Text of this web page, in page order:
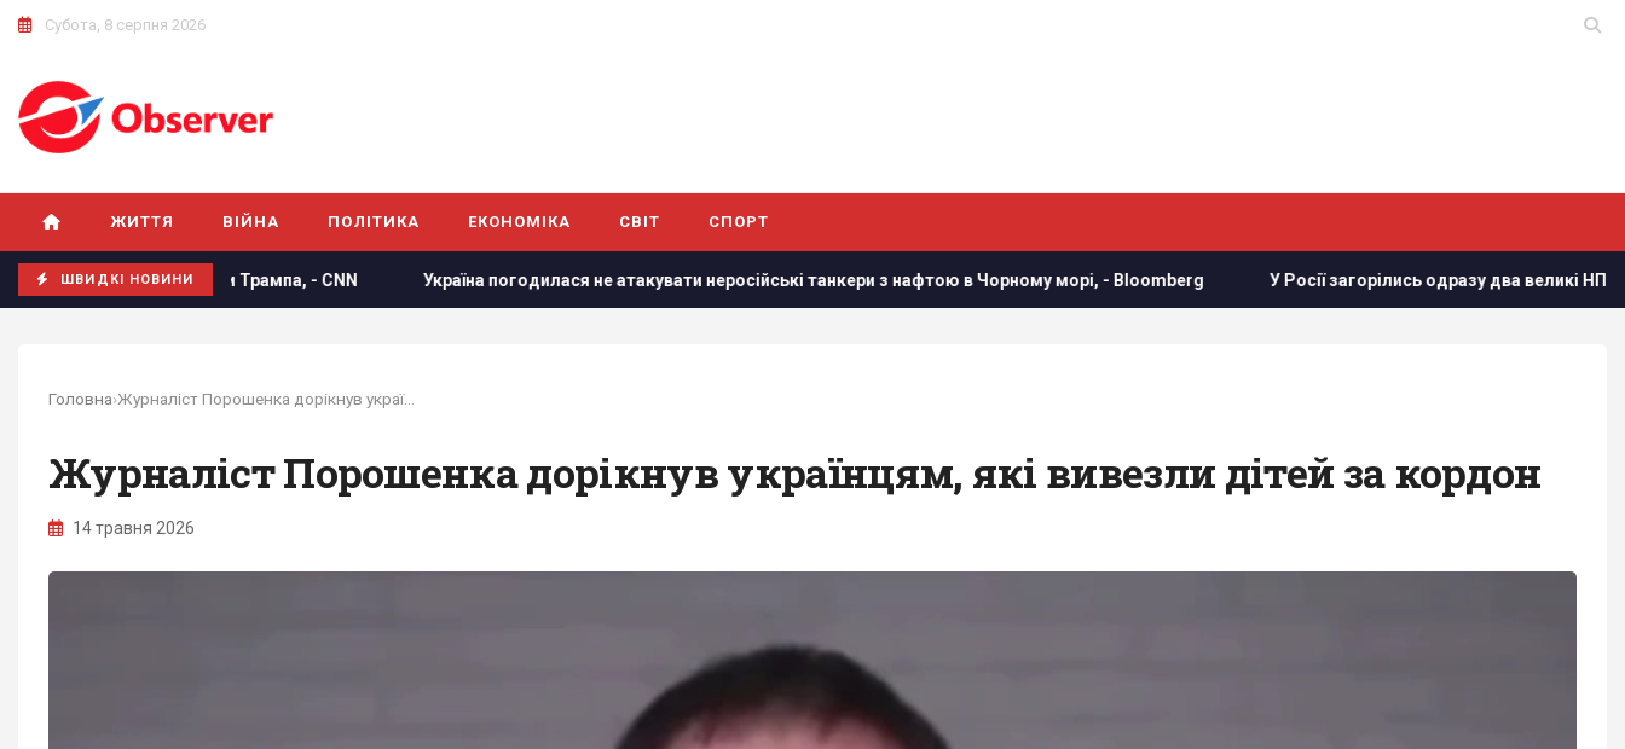
Субота, 8 серпня 2026
ЖИТТЯ ВІЙНА ПОЛІТИКА ЕКОНОМІКА СВІТ СПОРТ
ШВИДКІ НОВИНИ
розлютити Трампа, - CNN Україна погодилася не атакувати неросійські танкери з нафтою в Чорному морі, - Bloomberg У Росії загорілись одразу два великі НПЗ після атаки
Головна› Журналіст Порошенка дорікнув українцям, які...
Журналіст Порошенка дорікнув українцям, які вивезли дітей за кордон
14 травня 2026